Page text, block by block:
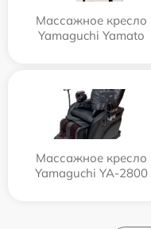
Массажное кресло
Yamaguchi Yamato
Массажное кресло
Yamaguchi YA-2800